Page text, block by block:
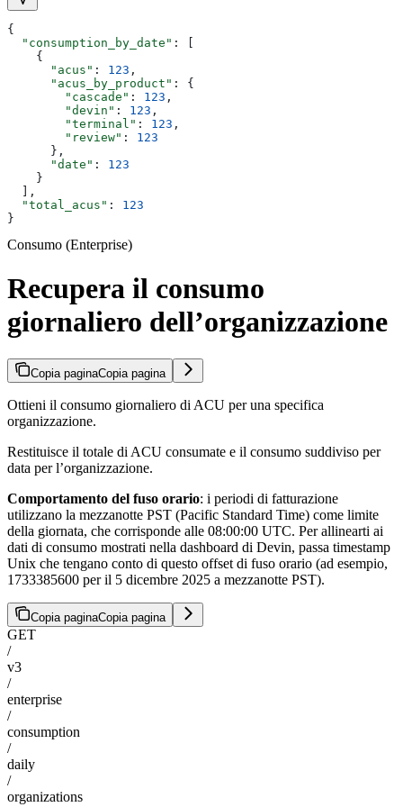
{
  "consumption_by_date"
: [
    {
      "acus"
: 123 ,
      "acus_by_product"
: {
        "cascade"
: 123 ,
        "devin"
: 123 ,
        "terminal"
: 123 ,
        "review"
: 123
      },
      "date"
: 123
    }
  ],
  "total_acus"
: 123
}
Consumo (Enterprise)
Recupera il consumo
giornaliero dell’organizzazione
Copia paginaCopia pagina
Ottieni il consumo giornaliero di ACU per una specifica
organizzazione.
Restituisce il totale di ACU consumate e il consumo suddiviso per
data per l’organizzazione.
Comportamento del fuso orario: i periodi di fatturazione
utilizzano la mezzanotte PST (Pacific Standard Time) come limite
della giornata, che corrisponde alle 08:00:00 UTC. Per allinearti ai
dati di consumo mostrati nella dashboard di Devin, passa timestamp
Unix che tengano conto di questo offset di fuso orario (ad esempio,
1733385600 per il 5 dicembre 2025 a mezzanotte PST).
Copia paginaCopia pagina
GET
/
v3
/
enterprise
/
consumption
/
daily
/
organizations